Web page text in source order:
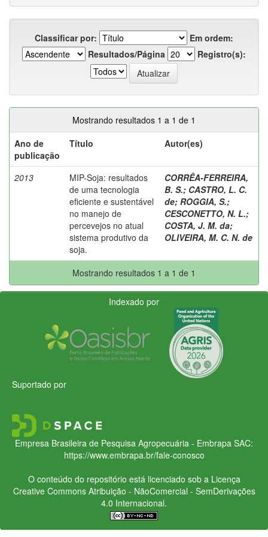
Classificar por:
Em ordem:
Resultados/Página
Registro(s):
Mostrando resultados 1 a 1 de 1
Ano de
publicação
Título Autor(es)
2013
MIP-Soja: resultados
de uma tecnologia
eficiente e sustentável
no manejo de
percevejos no atual
sistema produtivo da
soja.
CORRÊA-FERREIRA,
B. S.; CASTRO, L. C.
de; ROGGIA, S.;
CESCONETTO, N. L.;
COSTA, J. M. da;
OLIVEIRA, M. C. N. de
Mostrando resultados 1 a 1 de 1
Indexado por
Suportado por
Empresa Brasileira de Pesquisa Agropecuária - Embrapa SAC:
https://www.embrapa.br/fale-conosco
O conteúdo do repositório está licenciado sob a Licença
Creative CommonsAtribuição - NãoComercial - SemDerivações
4.0 Internacional.